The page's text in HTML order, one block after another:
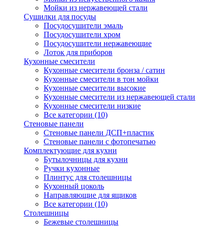
Мойки из нержавеющей стали
Сушилки для посуды
Посудосушители эмаль
Посудосушители хром
Посудосушители нержавеющие
Лоток для приборов
Кухонные смесители
Кухонные смесители бронза / сатин
Кухонные смесители в тон мойки
Кухонные смесители высокие
Кухонные смесители из нержавеющей стали
Кухонные смесители низкие
Все категории (10)
Стеновые панели
Стеновые панели ДСП+пластик
Стеновые панели с фотопечатью
Комплектующие для кухни
Бутылочницы для кухни
Ручки кухонные
Плинтус для столешницы
Кухонный цоколь
Направляющие для ящиков
Все категории (10)
Столешницы
Бежевые столешницы